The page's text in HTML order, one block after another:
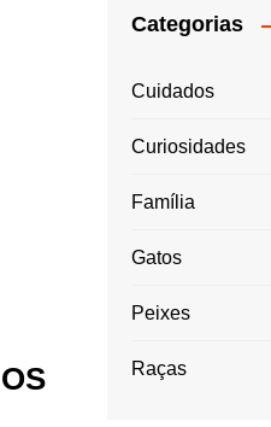
Categorias
Cuidados
Curiosidades
Família
Gatos
Peixes
Raças